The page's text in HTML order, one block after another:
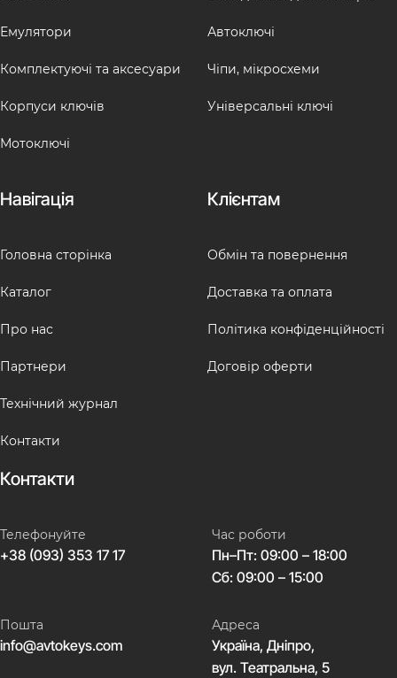
Емулятори
Комплектуючі та аксесуари
Корпуси ключів
Мотоключі
Автоключі
Чіпи, мікросхеми
Універсальні ключі
Навігація
Головна сторінка
Каталог
Про нас
Партнери
Технічний журнал
Контакти
Клієнтам
Обмін та повернення
Доставка та оплата
Політика конфіденційності
Договір оферти
Контакти
Телефонуйте
+38 (093) 353 17 17
Час роботи
Пн–Пт: 09:00 – 18:00
Сб: 09:00 – 15:00
Пошта
info@avtokeys.com
Адреса
Україна, Дніпро,
вул. Театральна, 5